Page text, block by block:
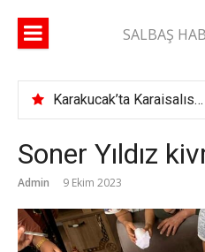
SALBAŞ
Karakucak’ta Karaisalıspor fırtınası
Soner Yıldız
Admin 9 Ekim 2023